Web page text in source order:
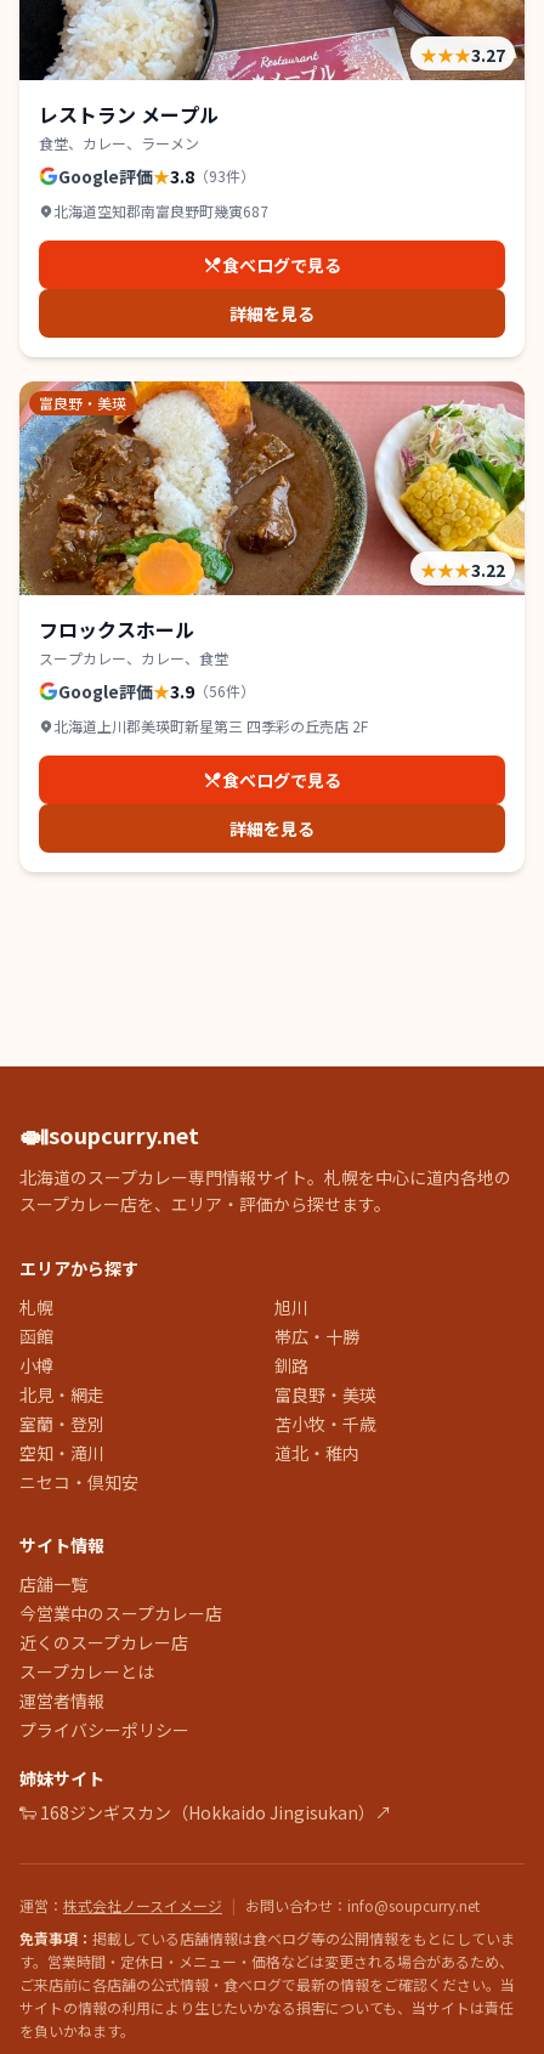
★★★3.27
レストラン メープル
食堂、カレー、ラーメン
Google評価★3.8 （93件）
北海道空知郡南富良野町幾寅687
食べログで見る
詳細を見る
富良野・美瑛
★★★3.22
フロックスホール
スープカレー、カレー、食堂
Google評価★3.9 （56件）
北海道上川郡美瑛町新星第三 四季彩の丘売店 2F
食べログで見る
詳細を見る
🍛soupcurry.net
北海道のスープカレー専門情報サイト。札幌を中心に道内各地の
スープカレー店を、エリア・評価から探せます。
エリアから探す
札幌
旭川
函館
帯広・十勝
小樽
釧路
北見・網走
富良野・美瑛
室蘭・登別
苫小牧・千歳
空知・滝川
道北・稚内
ニセコ・倶知安
サイト情報
店舗一覧
今営業中のスープカレー店
近くのスープカレー店
スープカレーとは
運営者情報
プライバシーポリシー
姉妹サイト
🐑 168ジンギスカン（Hokkaido Jingisukan）↗
運営 ： 株式会社ノースイメージ | お問い合わせ ：info@soupcurry.net
免責事項： 掲載している店舗情報は食べログ等の公開情報をもとにしていま
す。営業時間・定休日・メニュー・価格などは変更される場合があるため、
ご来店前に各店舗の公式情報・食べログで最新の情報をご確認ください。当
サイトの情報の利用により生じたいかなる損害についても、当サイトは責任
を負いかねます。